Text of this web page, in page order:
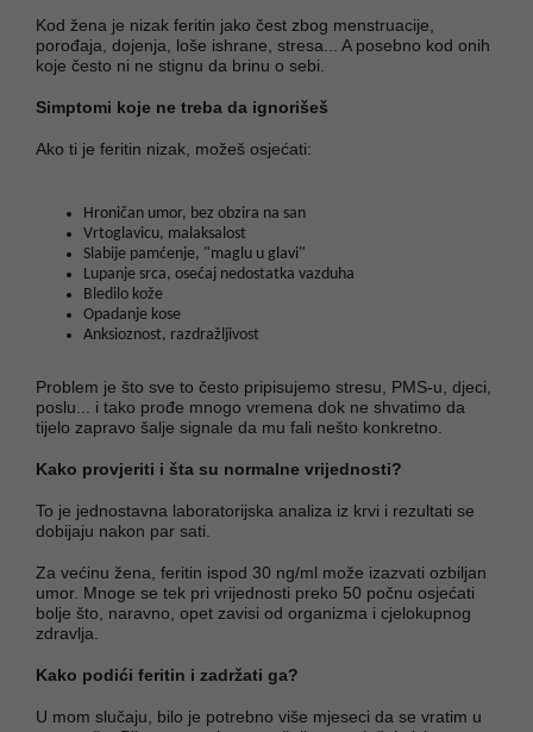
Kod žena je nizak feritin jako čest zbog menstruacije,
porođaja, dojenja, loše ishrane, stresa... A posebno kod onih
koje često ni ne stignu da brinu o sebi.
Simptomi koje ne treba da ignorišeš
Ako ti je feritin nizak, možeš osjećati:
Hroničan umor, bez obzira na san
Vrtoglavicu, malaksalost
Slabije pamćenje, "maglu u glavi"
Lupanje srca, osećaj nedostatka vazduha
Bledilo kože
Opadanje kose
Anksioznost, razdražljivost
Problem je što sve to često pripisujemo stresu, PMS-u, djeci,
poslu... i tako prođe mnogo vremena dok ne shvatimo da
tijelo zapravo šalje signale da mu fali nešto konkretno.
Kako provjeriti i šta su normalne vrijednosti?
To je jednostavna laboratorijska analiza iz krvi i rezultati se
dobijaju nakon par sati.
Za većinu žena, feritin ispod 30 ng/ml može izazvati ozbiljan
umor. Mnoge se tek pri vrijednosti preko 50 počnu osjećati
bolje što, naravno, opet zavisi od organizma i cjelokupnog
zdravlja.
Kako podići feritin i zadržati ga?
U mom slučaju, bilo je potrebno više mjeseci da se vratim u